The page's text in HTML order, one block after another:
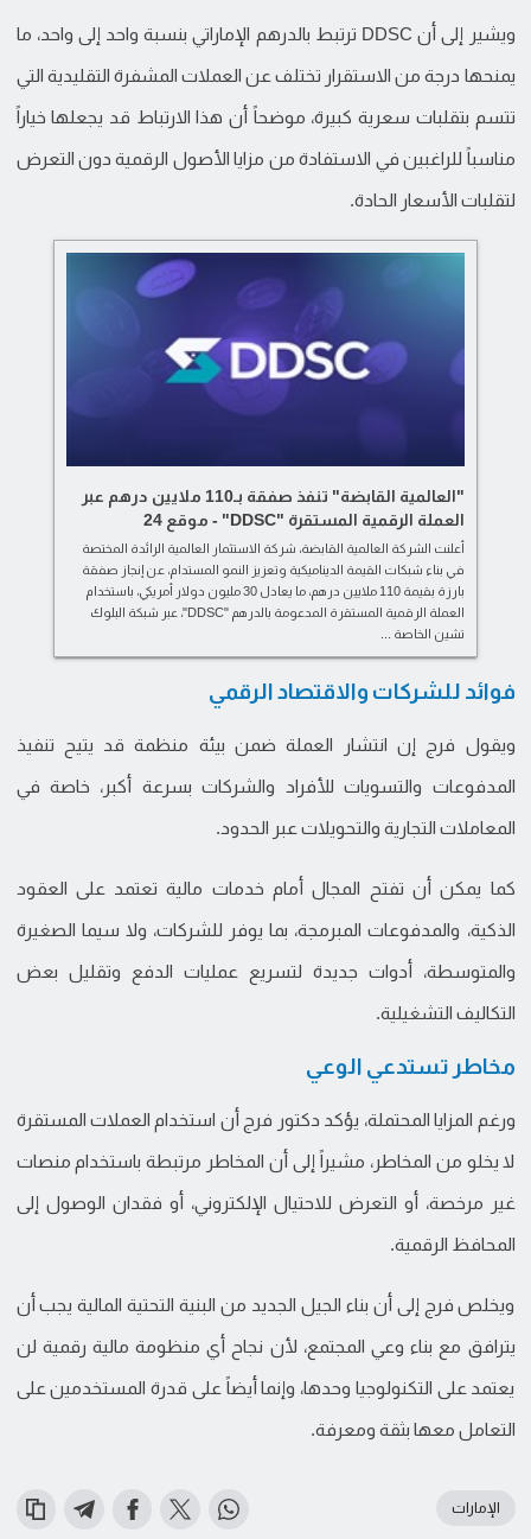
ويشير إلى أن DDSC ترتبط بالدرهم الإماراتي بنسبة واحد إلى واحد، ما
يمنحها درجة من الاستقرار تختلف عن العملات المشفرة التقليدية التي
تتسم بتقلبات سعرية كبيرة، موضحاً أن هذا الارتباط قد يجعلها خياراً
مناسباً للراغبين في الاستفادة من مزايا الأصول الرقمية دون التعرض
لتقلبات الأسعار الحادة.
"العالمية القابضة" تنفذ صفقة بـ110 ملايين درهم عبر
العملة الرقمية المستقرة "DDSC" - موقع 24
أعلنت الشركة العالمية القابضة، شركة الاستثمار العالمية الرائدة المختصة
في بناء شبكات القيمة الديناميكية وتعزيز النمو المستدام، عن إنجاز صفقة
بارزة بقيمة 110 ملايين درهم، ما يعادل 30 مليون دولار أمريكي، باستخدام
العملة الرقمية المستقرة المدعومة بالدرهم "DDSC"، عبر شبكة البلوك
تشين الخاصة ...
فوائد للشركات والاقتصاد الرقمي
ويقول فرج إن انتشار العملة ضمن بيئة منظمة قد يتيح تنفيذ
المدفوعات والتسويات للأفراد والشركات بسرعة أكبر، خاصة في
المعاملات التجارية والتحويلات عبر الحدود.
كما يمكن أن تفتح المجال أمام خدمات مالية تعتمد على العقود
الذكية، والمدفوعات المبرمجة، بما يوفر للشركات، ولا سيما الصغيرة
والمتوسطة، أدوات جديدة لتسريع عمليات الدفع وتقليل بعض
التكاليف التشغيلية.
مخاطر تستدعي الوعي
ورغم المزايا المحتملة، يؤكد دكتور فرج أن استخدام العملات المستقرة
لا يخلو من المخاطر، مشيراً إلى أن المخاطر مرتبطة باستخدام منصات
غير مرخصة، أو التعرض للاحتيال الإلكتروني، أو فقدان الوصول إلى
المحافظ الرقمية.
ويخلص فرج إلى أن بناء الجيل الجديد من البنية التحتية المالية يجب أن
يترافق مع بناء وعي المجتمع، لأن نجاح أي منظومة مالية رقمية لن
يعتمد على التكنولوجيا وحدها، وإنما أيضاً على قدرة المستخدمين على
التعامل معها بثقة ومعرفة.
الإمارات